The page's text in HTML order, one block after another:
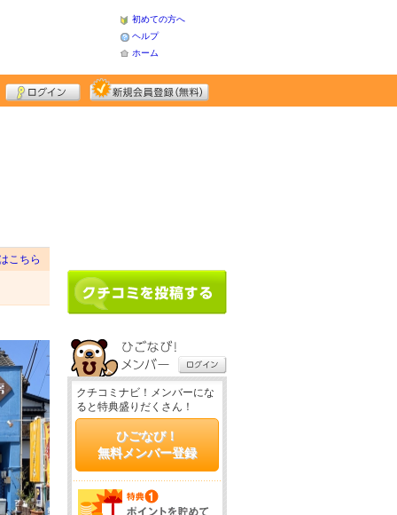
初めての方へ
ヘルプ
ホーム
こちら
クチコミナビ！メンバーにな
ると特典盛りだくさん！
ひごなび！
無料メンバー登録